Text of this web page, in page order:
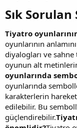
Sık
Tiyatro
oyunlarının
diyalogları ve sahne
oyunun alt
oyunlarında
oyunlarında
karakterlerin
edilebilir. Bu
güçlendirebilir.